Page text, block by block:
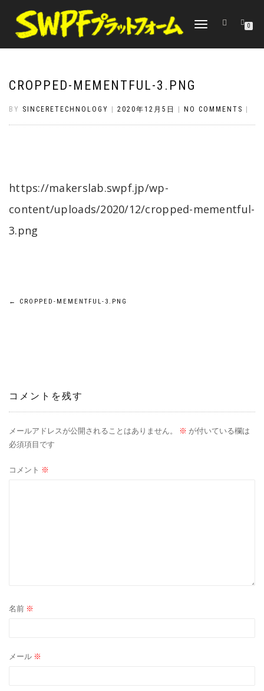
TOGGLE
0
CROPPED-MEMENTFUL-3.PNG
BY SINCERETECHNOLOGY 2020年12月5日 NO COMMENTS
https://makerslab.swpf.jp/wp-
content/uploads/2020/12/cropped-mementful-
3.png
投
ゲ
ー
シ
ョ
← CROPPED-MEMENTFUL-3.PNG
コメントを残す
メールアドレスが公開されることはありません。 ※ が付いている欄は
必須項目です
コメント ※
名前 ※
メール ※